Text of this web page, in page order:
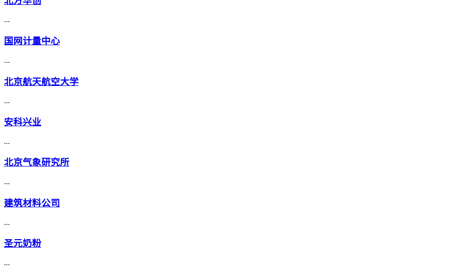
...
国网计量中心
...
北京航天航空大学
...
安科兴业
...
北京气象研究所
...
建筑材料公司
...
圣元奶粉
...